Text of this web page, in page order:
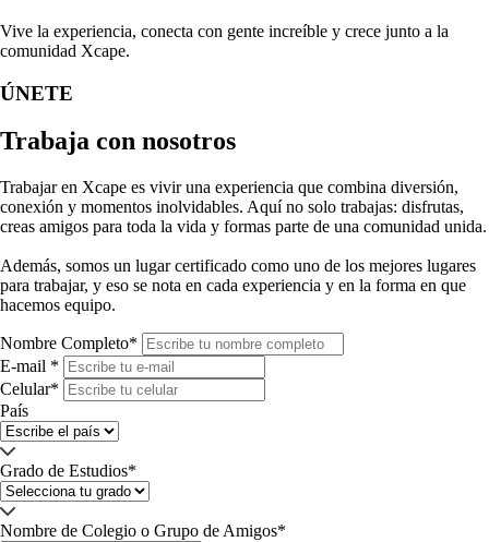
Vive la experiencia, conecta con gente increíble y crece junto a la
comunidad Xcape.
ÚNETE
Trabaja con nosotros
Trabajar en Xcape es vivir una experiencia que combina diversión,
conexión y momentos inolvidables. Aquí no solo trabajas: disfrutas,
creas amigos para toda la vida y formas parte de una comunidad unida.
Además, somos un lugar certificado como uno de los mejores lugares
para trabajar, y eso se nota en cada experiencia y en la forma en que
hacemos equipo.
Nombre Completo*
E-mail *
Celular*
País
Grado de Estudios*
Nombre de Colegio o Grupo de Amigos*